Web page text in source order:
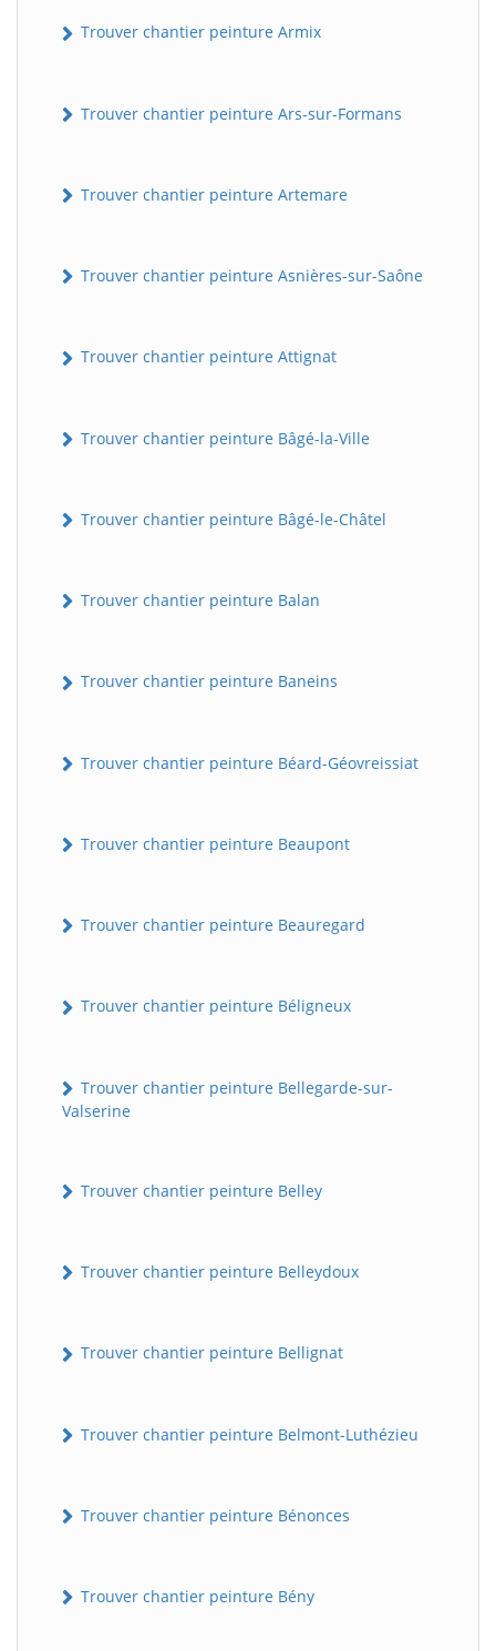
Trouver chantier peinture Armix
Trouver chantier peinture Ars-sur-Formans
Trouver chantier peinture Artemare
Trouver chantier peinture Asnières-sur-Saône
Trouver chantier peinture Attignat
Trouver chantier peinture Bâgé-la-Ville
Trouver chantier peinture Bâgé-le-Châtel
Trouver chantier peinture Balan
Trouver chantier peinture Baneins
Trouver chantier peinture Béard-Géovreissiat
Trouver chantier peinture Beaupont
Trouver chantier peinture Beauregard
Trouver chantier peinture Béligneux
Trouver chantier peinture Bellegarde-sur-
Valserine
Trouver chantier peinture Belley
Trouver chantier peinture Belleydoux
Trouver chantier peinture Bellignat
Trouver chantier peinture Belmont-Luthézieu
Trouver chantier peinture Bénonces
Trouver chantier peinture Bény